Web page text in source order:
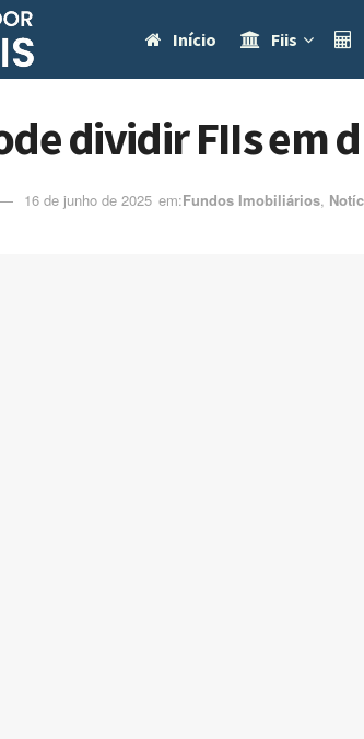
Início Fiis
dividir FIIs em
16 de junho de 2025 em:ㅤFundos Imobiliários,